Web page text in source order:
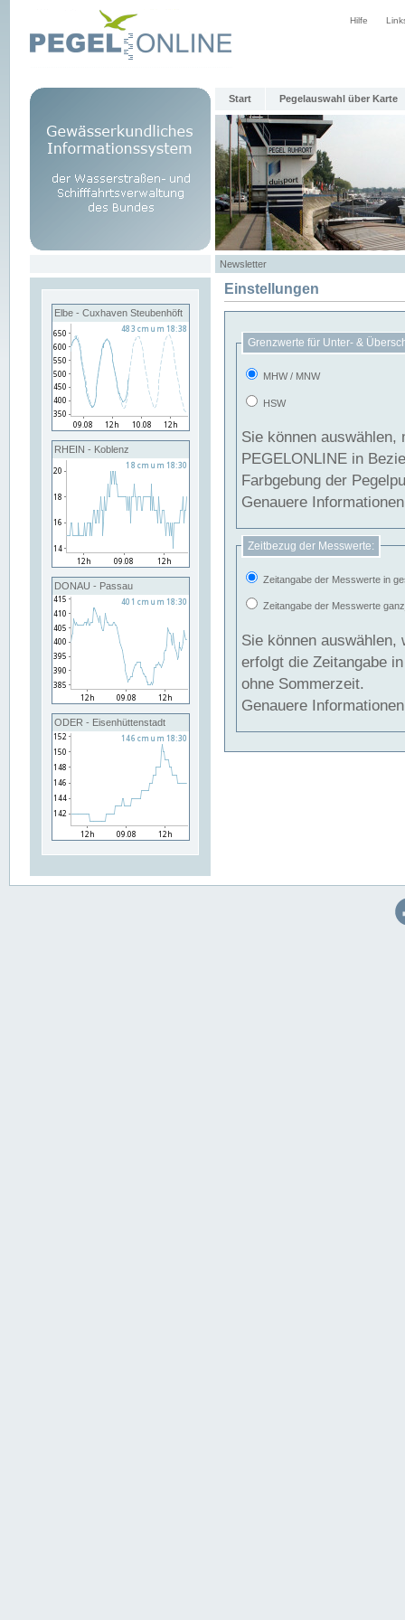
Hilfe
Start Pegelauswahl über Karte
Newsletter
Elbe - Cuxhaven Steubenhöft
RHEIN - Koblenz
DONAU - Passau
ODER - Eisenhüttenstadt
Einstellungen
Grenzwerte für Unter- &
MHW / MNW
HSW
Sie können
PEGELONLINE in Beziehung
Farbgebung der
Genauere
Zeitbezug der Messwerte:
Zeitangabe der Messwerte in
Zeitangabe der Messwerte
Sie können auswählen,
erfolgt die Zeitangabe
ohne Sommerzeit.
Genauere